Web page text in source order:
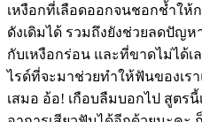
เหงือกที่เลือดออกจนชอกช้ำใ
ดังเดิมได้ รวมถึงยังช่วยลดปัญห
กับเหงือกร่อน และที่ขาดไม่ได้เ
ไรด์ที่จะมาช่วยทำให้ฟันของเร
เสมอ อ้อ! เกือบลืมบอกไป สูตรนี้